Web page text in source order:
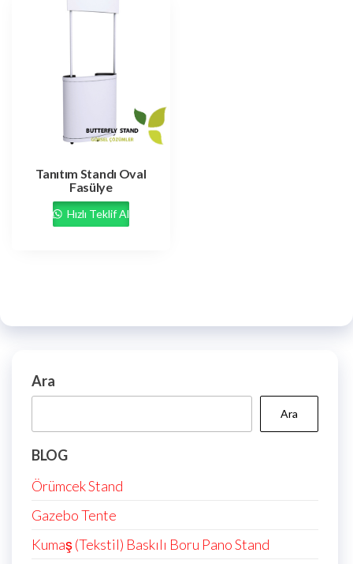
Tanıtım Standı Oval
Fasülye
Hızlı Teklif Al
Ara
Ara
BLOG
Örümcek Stand
Gazebo Tente
Kumaş (Tekstil) Baskılı Boru Pano Stand